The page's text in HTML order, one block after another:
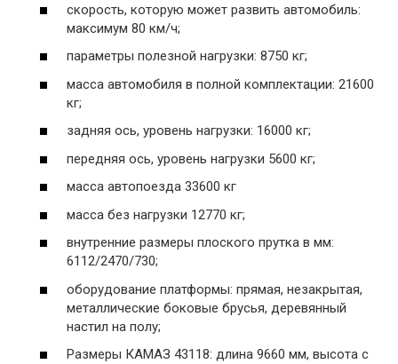
скорость, которую может развить автомобиль:
максимум 80 км/ч;
параметры полезной нагрузки: 8750 кг;
масса автомобиля в полной комплектации: 21600
кг;
задняя ось, уровень нагрузки: 16000 кг;
передняя ось, уровень нагрузки 5600 кг;
масса автопоезда 33600 кг
масса без нагрузки 12770 кг;
внутренние размеры плоского прутка в мм:
6112/2470/730;
оборудование платформы: прямая, незакрытая,
металлические боковые брусья, деревянный
настил на полу;
Размеры КАМАЗ 43118: длина 9660 мм, высота с